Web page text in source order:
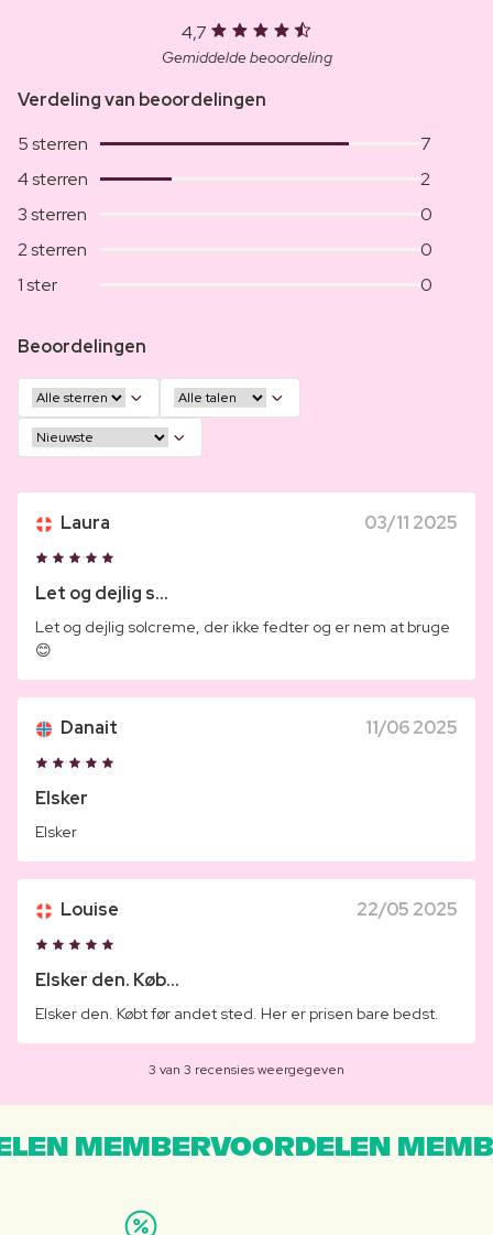
4,7
Gemiddelde beoordeling
Verdeling van beoordelingen
5 sterren
7
4 sterren
2
3 sterren
0
2 sterren
0
1 ster
0
Beoordelingen
Laura 03/11 2025
Let og dejlig s...
Let og dejlig solcreme, der ikke fedter og er nem at bruge
😊
Danait 11/06 2025
Elsker
Elsker
Louise 22/05 2025
Elsker den. Køb...
Elsker den. Købt før andet sted. Her er prisen bare bedst.
3 van 3 recensies weergegeven
MEMBERVOORDELEN